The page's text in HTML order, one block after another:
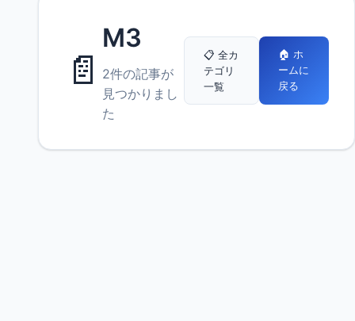
📄
M3
2件の記事が
見つかりまし
た
📋 全カ
テゴリ
一覧
🏠 ホ
ームに
戻る